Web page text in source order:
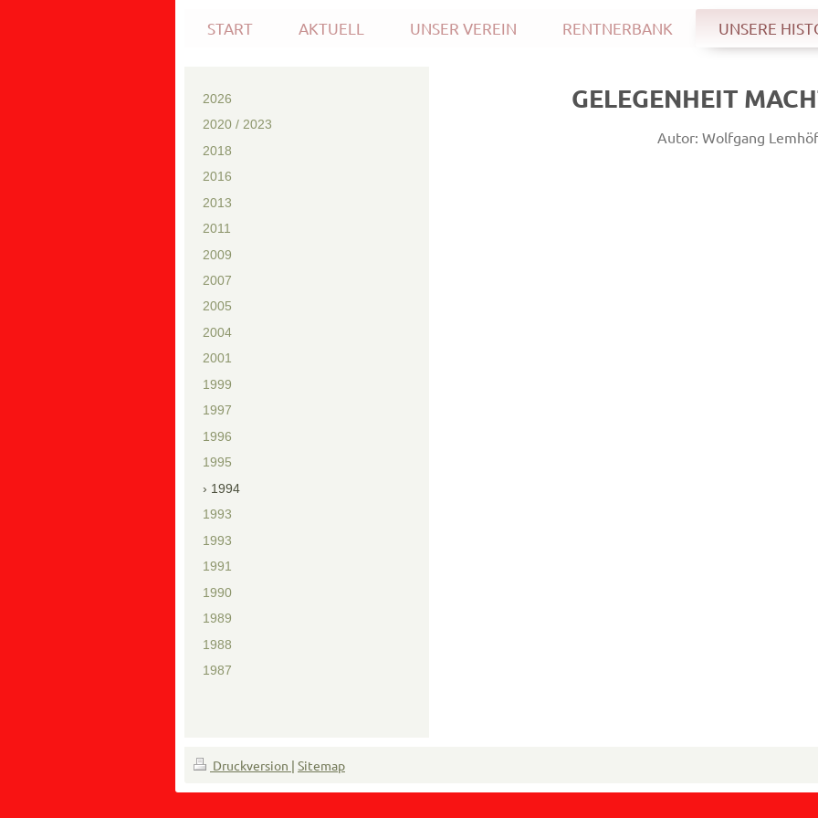
START AKTUELL UNSER VEREIN RENTNERBANK UNSERE
GELEGENHEIT
Autor: Wolfgang
2026
2020 / 2023
2018
2016
2013
2011
2009
2007
2005
2004
2001
1999
1997
1996
1995
1994
1993
1993
1991
1990
1989
1988
1987
Druckversion | Sitemap